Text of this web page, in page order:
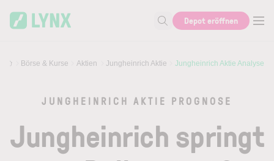
Suche nach Aktie, Autor...
Depot eröffnen
Börse & Kurse Aktien Jungheinrich Aktie Jungheinrich Aktie Analyse
JUNGHEINRICH AKTIE PROGNOSE
Jungheinrich springt